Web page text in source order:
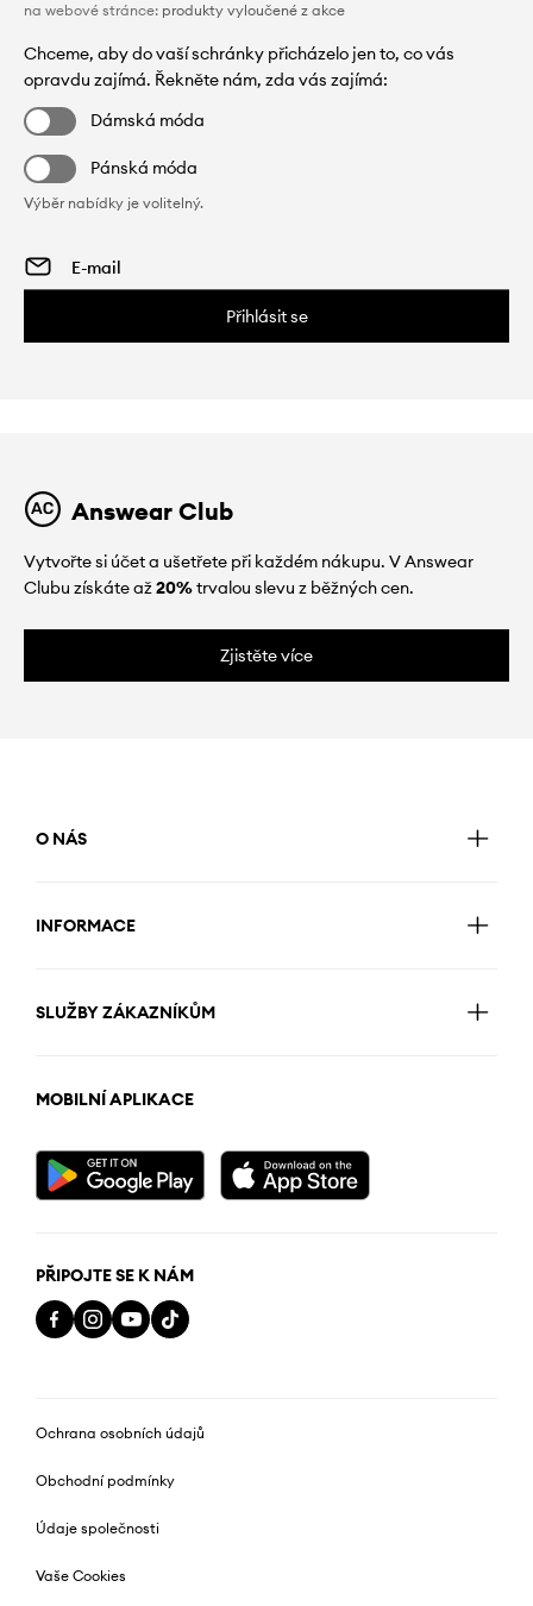
na webové stránce: produkty vyloučené z akce
Chceme, aby do vaší schránky přicházelo jen to, co vás
opravdu zajímá. Řekněte nám, zda vás zajímá:
Dámská móda
Pánská móda
Výběr nabídky je volitelný.
Přihlásit se
Answear Club
Vytvořte si účet a ušetřete při každém nákupu. V Answear
Clubu získáte až20%trvalou slevu z běžných cen.
Zjistěte více
O NÁS
INFORMACE
SLUŽBY ZÁKAZNÍKŮM
MOBILNÍ APLIKACE
PŘIPOJTE SE K NÁM
Ochrana osobních údajů
Obchodní podmínky
Údaje společnosti
Vaše Cookies